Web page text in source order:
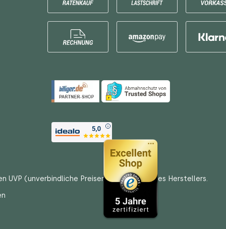
UVP (unverbindliche Preisempfehlungen) des Herstellers.